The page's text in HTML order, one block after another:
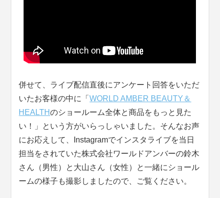
併せて、ライブ配信直後にアンケート回答をいただ
いたお客様の中に「WORLD AMBER BEAUTY＆
HEALTHのショールーム全体と商品をもっと見た
い！」という方がいらっしゃいました。そんなお声
にお応えして、Instagramでインスタライブを当日
担当をされていた株式会社ワールドアンバーの鈴木
さん（男性）と大山さん（女性）と一緒にショール
ームの様子も撮影しましたので、ご覧ください。